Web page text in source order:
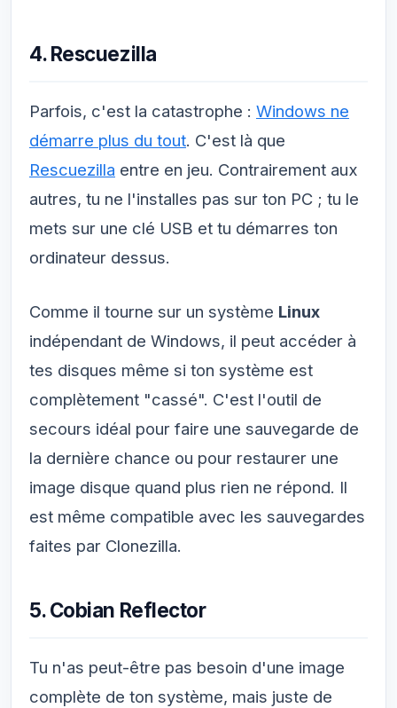
4. Rescuezilla
Parfois, c'est la catastrophe : Windows ne
démarre plus du tout. C'est là que
Rescuezilla entre en jeu. Contrairement aux
autres, tu ne l'installes pas sur ton PC ; tu le
mets sur une clé USB et tu démarres ton
ordinateur dessus.
Comme il tourne sur un système Linux
indépendant de Windows, il peut accéder à
tes disques même si ton système est
complètement "cassé". C'est l'outil de
secours idéal pour faire une sauvegarde de
la dernière chance ou pour restaurer une
image disque quand plus rien ne répond. Il
est même compatible avec les sauvegardes
faites par Clonezilla.
5. Cobian Reflector
Tu n'as peut-être pas besoin d'une image
complète de ton système, mais juste de